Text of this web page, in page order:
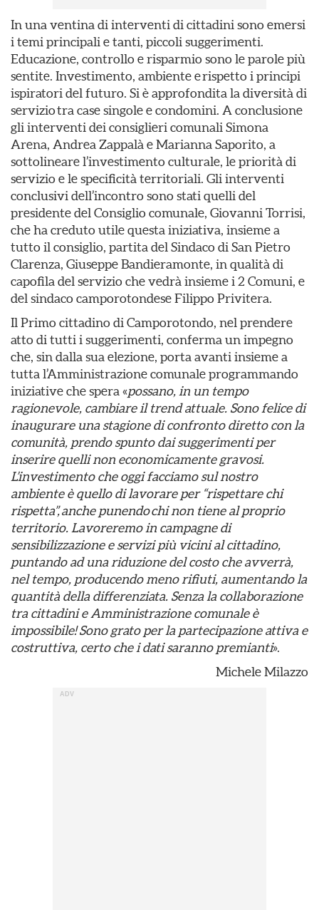
In una ventina di interventi di cittadini sono emersi
i temi principali e tanti, piccoli suggerimenti.
Educazione, controllo e risparmio sono le parole più
sentite. Investimento, ambiente e rispetto i principi
ispiratori del futuro. Si è approfondita la diversità di
servizio tra case singole e condomini. A conclusione
gli interventi dei consiglieri comunali Simona
Arena, Andrea Zappalà e Marianna Saporito, a
sottolineare l’investimento culturale, le priorità di
servizio e le specificità territoriali. Gli interventi
conclusivi dell’incontro sono stati quelli del
presidente del Consiglio comunale, Giovanni Torrisi,
che ha creduto utile questa iniziativa, insieme a
tutto il consiglio, partita del Sindaco di San Pietro
Clarenza, Giuseppe Bandieramonte, in qualità di
capofila del servizio che vedrà insieme i 2 Comuni, e
del sindaco camporotondese Filippo Privitera.
Il Primo cittadino di Camporotondo, nel prendere
atto di tutti i suggerimenti, conferma un impegno
che, sin dalla sua elezione, porta avanti insieme a
tutta l’Amministrazione comunale programmando
iniziative che spera «possano, in un tempo
ragionevole, cambiare il trend attuale. Sono felice di
inaugurare una stagione di confronto diretto con la
comunità, prendo spunto dai suggerimenti per
inserire quelli non economicamente gravosi.
L’investimento che oggi facciamo sul nostro
ambiente è quello di lavorare per “rispettare chi
rispetta”, anche punendo chi non tiene al proprio
territorio. Lavoreremo in campagne di
sensibilizzazione e servizi più vicini al cittadino,
puntando ad una riduzione del costo che avverrà,
nel tempo, producendo meno rifiuti, aumentando la
quantità della differenziata. Senza la collaborazione
tra cittadini e Amministrazione comunale è
impossibile! Sono grato per la partecipazione attiva e
costruttiva, certo che i dati saranno premianti».
Michele Milazzo